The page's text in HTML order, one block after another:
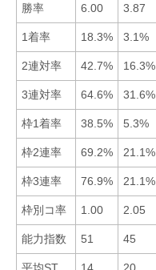
勝率 6.00 3.87
1着率 18.3% 3.1%
2連対率 42.7% 16.3%
3連対率 64.6% 31.6%
枠1着率 38.5% 5.3%
枠2連率 69.2% 21.1%
枠3連率 76.9% 21.1%
枠別コ率 1.00 2.05
能力指数 51 45